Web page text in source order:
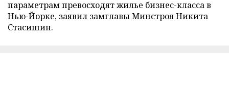
параметрам превосходят жилье бизнес-класса в
Нью-Йорке, заявил замглавы Минстроя Никита
Стасишин.